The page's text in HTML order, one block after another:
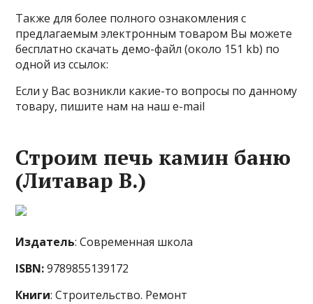
Также для более полного ознакомления с
предлагаемым электронным товаром Вы можете
бесплатно скачать демо-файл (около 151 kb) по
одной из ссылок:
Если у Вас возникли какие-то вопросы по данному
товару, пишите нам на наш e-mail
Строим печь камин баню
(Литавар В.)
Издатель: Современная школа
ISBN:9789855139172
Книги: Строительство. Ремонт